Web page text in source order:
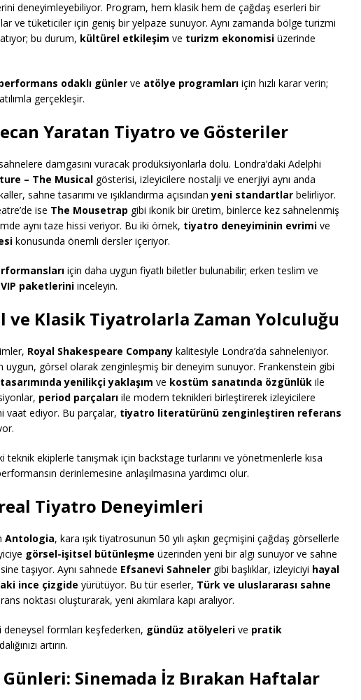
deneyimleyebiliyor. Program, hem klasik hem de çağdaş eserleri bir
ve tüketiciler için geniş bir yelpaze sunuyor. Aynı zamanda bölge turizmi
bu durum, kültürel etkileşim ve turizm ekonomisi üzerinde
odaklı günler ve atölye programları için hızlı karar verin;
gerçekleşir.
Yaratan Tiyatro ve Gösteriler
damgasını vuracak prodüksiyonlarla dolu. Londra’daki Adelphi
– The Musical gösterisi, izleyicilere nostalji ve enerjiyi aynı anda
sahne tasarımı ve ışıklandırma açısındanyeni standartlar belirliyor.
ise The Mousetrap gibi ikonik bir üretim, binlerce kez sahnelenmiş
aynı taze hissi veriyor. Bu iki örnek, tiyatro deneyiminin evrimi ve
konusunda önemli dersler içeriyor.
için daha uygun fiyatlı biletler bulunabilir; erken teslim ve
VIP paketlerini inceleyin.
ve Klasik Tiyatrolarla Zaman Yolculuğu
Royal Shakespeare Company kalitesiyle Londra’da sahneleniyor.
uygun, görsel olarak zenginleşmiş bir deneyim sunuyor. Frankenstein gibi
yenilikçi yaklaşım ve kostüm sanatında özgünlük ile
period parçaları ile modern teknikleri birleştirerek izleyicilere
vaat ediyor. Bu parçalar, tiyatro literatürünü zenginleştiren referans
teknik ekiplerle tanışmak için backstage turlarını ve yönetmenlerle kısa
derinlemesine anlaşılmasına yardımcı olur.
Tiyatro Deneyimleri
Antologia, kara ışık tiyatrosunun 50 yılı aşkın geçmişini çağdaş görsellerle
görsel-işitsel bütünleşme üzerinden yeni bir algı sunuyor ve sahne
taşıyor. Aynı sahnede Efsanevi Sahneler gibi başlıklar, izleyiciyi hayal
ince çizgide yürütüyor. Bu tür eserler, Türk ve uluslararası sahne
noktası oluşturarak, yeni akımlara kapı aralıyor.
deneysel formları keşfederken, gündüz atölyeleri ve pratik
artırın.
Sinemada İz Bırakan Haftalar